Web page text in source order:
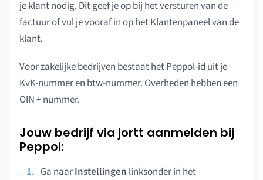
je klant nodig. Dit geef je op bij het versturen van de
factuur of vul je vooraf in op het Klantenpaneel van de
klant.
Voor zakelijke bedrijven bestaat het Peppol-id uit je
KvK-nummer en btw-nummer. Overheden hebben een
OIN + nummer.
Jouw bedrijf via jortt aanmelden bij
Peppol:
Ga naarInstellingen linksonder in het